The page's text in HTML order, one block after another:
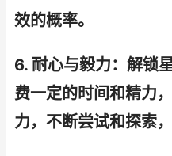
效的概率。
6. 耐心与毅力：解锁
费一定的时间和精力
力，不断尝试和探索